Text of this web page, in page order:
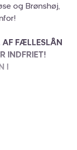
og Brønshøj,
AF FÆLLESLÅN
INDFRIET!
I
til alle rum.